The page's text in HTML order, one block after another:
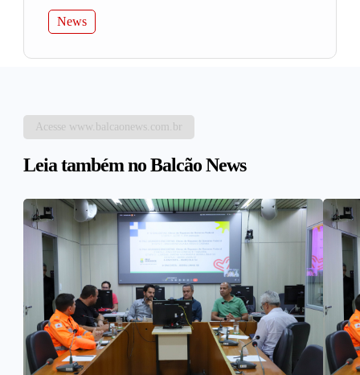
News
Acesse www.balcaonews.com.br
Leia também no Balcão News